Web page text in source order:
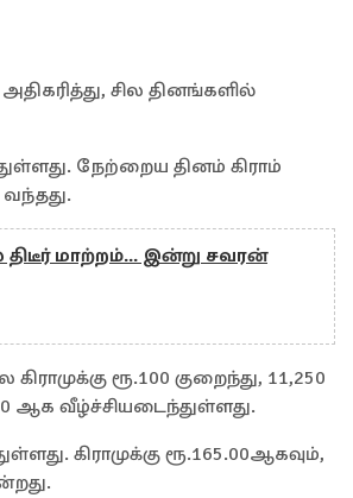
சில தினங்களில்
நேற்றைய தினம் கிராம்
திடீர் மாற்றம்... இன்று சவரன்
ரூ.100 குறைந்து, 11,250
ஆக வீழ்ச்சியடைந்துள்ளது.
கிராமுக்கு ரூ.165.00ஆகவும்,